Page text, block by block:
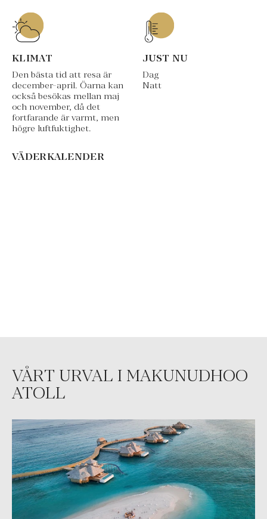
KLIMAT
Den bästa tid att resa är
december-april. Öarna kan
också besökas mellan maj
och november, då det
fortfarande är varmt, men
högre luftfuktighet.
JUST NU
Dag
Natt
VÄDERKALENDER
VÅRT URVAL I MAKUNUDHOO
ATOLL